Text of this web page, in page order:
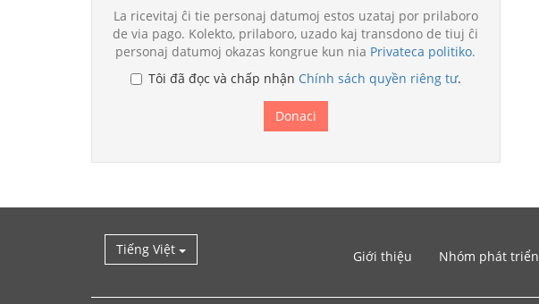
La ricevitaj ĉi tie personaj datumoj estos uzataj por prilaboro
de via pago. Kolekto, prilaboro, uzado kaj transdono de tiuj ĉi
personaj datumoj okazas kongrue kun nia Privateca politiko.
Tôi đã đọc và chấp nhận Chính sách quyền riêng tư.
Tiếng Việt Giới thiệu Nhóm phát triển